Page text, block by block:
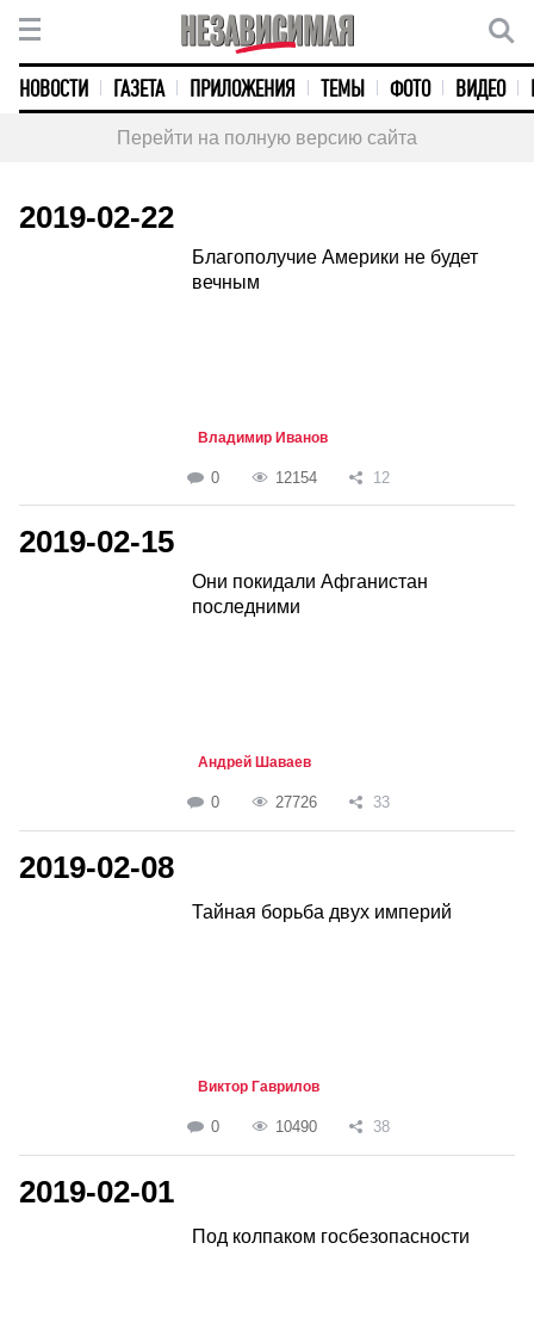
НОВОСТИ ГАЗЕТА ПРИЛОЖЕНИЯ ТЕМЫ ФОТО ВИДЕО
Перейти на полную версию сайта
2019-02-22
Благополучие Америки не будет
вечным
Владимир Иванов
0 12154 12
2019-02-15
Они покидали Афганистан
последними
Андрей Шаваев
0 27726 33
2019-02-08
Тайная борьба двух империй
Виктор Гаврилов
0 10490 38
2019-02-01
Под колпаком госбезопасности